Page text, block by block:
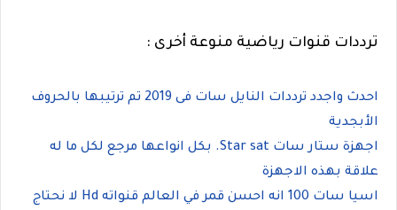
ترددات قنوات رياضية منوعة أخرى :
احدث واجدد ترددات النايل سات فى 2019 تم ترتيبها بالحروف
الأبجدية
اجهزة ستار سات Star sat. بكل انواعها مرجع لكل ما له
علاقة بهذه الاجهزة
اسيا سات 100 انه احسن قمر في العالم قنواته Hd لا نحتاج